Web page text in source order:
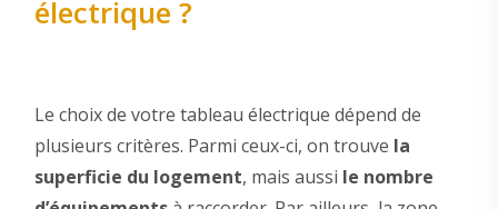
électrique ?
Le choix de votre tableau électrique dépend de
plusieurs critères. Parmi ceux-ci, on trouve la
superficie du logement, mais aussi le nombre